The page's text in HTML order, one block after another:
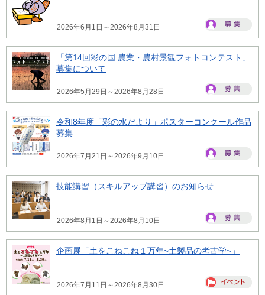
2026年6月1日～2026年8月31日
「第14回彩の国 農業・農村景観フォトコンテスト」
募集について
2026年5月29日～2026年8月28日
令和8年度「彩の水だより」ポスターコンクール作品
募集
2026年7月21日～2026年9月10日
技能講習（スキルアップ講習）のお知らせ
2026年8月1日～2026年8月10日
企画展「土をこねこね１万年~土製品の考古学~」
2026年7月11日～2026年8月30日